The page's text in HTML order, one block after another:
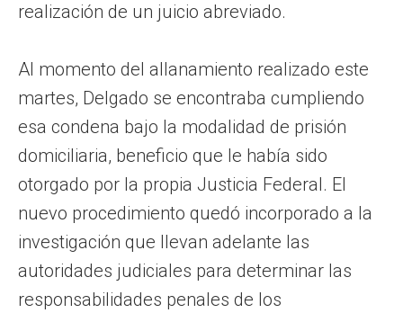
realización de un juicio abreviado.
Al momento del allanamiento realizado este
martes, Delgado se encontraba cumpliendo
esa condena bajo la modalidad de prisión
domiciliaria, beneficio que le había sido
otorgado por la propia Justicia Federal. El
nuevo procedimiento quedó incorporado a la
investigación que llevan adelante las
autoridades judiciales para determinar las
responsabilidades penales de los